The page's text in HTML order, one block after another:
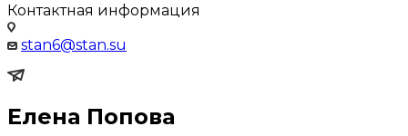
Контактная информация
stan6@stan.su
Елена Попова